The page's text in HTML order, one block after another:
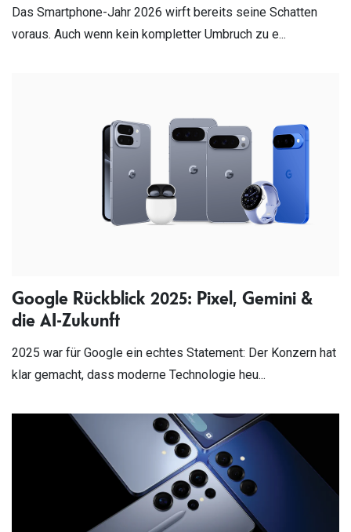
Das Smartphone-Jahr 2026 wirft bereits seine Schatten
voraus. Auch wenn kein kompletter Umbruch zu e...
Google Rückblick 2025: Pixel, Gemini &
die AI-Zukunft
2025 war für Google ein echtes Statement: Der Konzern hat
klar gemacht, dass moderne Technologie heu...